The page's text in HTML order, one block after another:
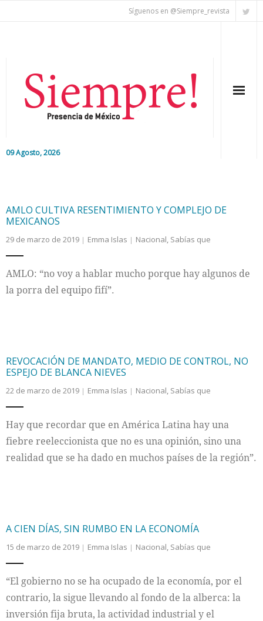
Síguenos en @Siempre_revista
09 Agosto, 2026
Internacional
AMLO CULTIVA RESENTIMIENTO Y COMPLEJO DE
MEXICANOS
29 de marzo de 2019 Emma Islas Nacional, Sabías que
AMLO: “no voy a hablar mucho porque hay algunos de
la porra del equipo fifí”.
REVOCACIÓN DE MANDATO, MEDIO DE CONTROL, NO
ESPEJO DE BLANCA NIEVES
22 de marzo de 2019 Emma Islas Nacional, Sabías que
Hay que recordar que en América Latina hay una
fiebre reeleccionista que no es una opinión, sino una
realidad que se ha dado en muchos países de la región”.
A CIEN DÍAS, SIN RUMBO EN LA ECONOMÍA
15 de marzo de 2019 Emma Islas Nacional, Sabías que
“El gobierno no se ha ocupado de la economía, por el
contrario, la sigue llevando al fondo de la alberca: la
inversión fija bruta, la actividad industrial y el